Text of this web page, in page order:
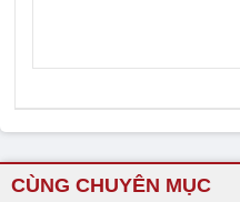
CÙNG CHUYÊN MỤC